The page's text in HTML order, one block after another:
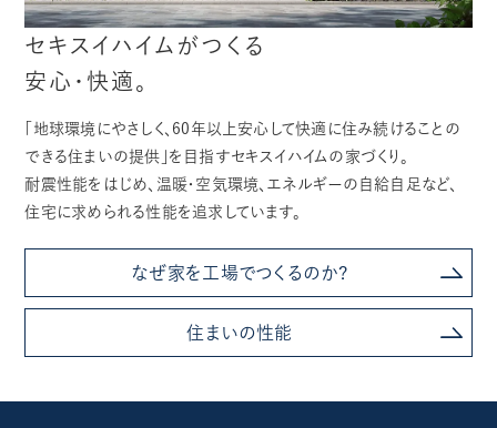
セキスイハイムがつくる
安心・快適。
「地球環境にやさしく、60年以上安心して快適に住み続けることの
できる住まいの提供」を目指すセキスイハイムの家づくり。
耐震性能をはじめ、温暖・空気環境、エネルギーの自給自足など、
住宅に求められる性能を追求しています。
なぜ家を工場でつくるのか?
住まいの性能